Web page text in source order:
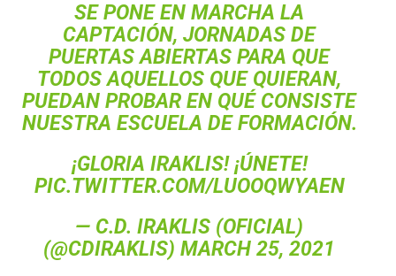
SE PONE EN MARCHA LA
CAPTACIÓN, JORNADAS DE
PUERTAS ABIERTAS PARA QUE
TODOS AQUELLOS QUE QUIERAN,
PUEDAN PROBAR EN QUÉ CONSISTE
NUESTRA ESCUELA DE FORMACIÓN.
¡GLORIA IRAKLIS! ¡ÚNETE!
PIC.TWITTER.COM/LUOOQWYAEN
— C.D. IRAKLIS (OFICIAL)
(@CDIRAKLIS) MARCH 25, 2021